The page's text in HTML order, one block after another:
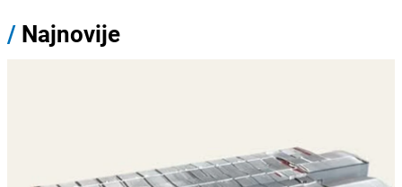
/ Najnovije